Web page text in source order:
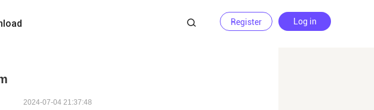
Register Log in
2024-07-04 21:37:48